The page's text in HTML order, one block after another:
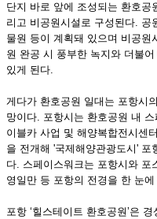
단지 바로 앞에 조성되는 환호공
리고 비공원시설로 구성된다. 공
물원 등이 계획돼 있으며 비공원
원 완공 시 풍부한 녹지와 더불
있게 된다.
게다가 환호공원 일대는 포항시
망이다. 포항시는 환호공원 내
이블카 사업 및 해양복합전시센
을 전개해 '국제해양관광도시'
다. 스페이스워크는 포항시와 포
영일만 등 포항의 전경을 한 눈
포항 ‘힐스테이트 환호공원’은